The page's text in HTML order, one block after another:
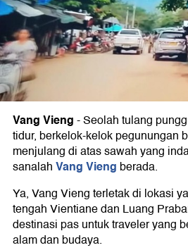
Vang Vieng-Seolah tulang
tidur, berkelok-kelok pegunungan
menjulang di atas sawah yang
sanalahVang Vieng berada.
Ya, Vang Vieng terletak di lokasi
tengah Vientiane dan Luang
destinasi pas untuk traveler yang
alam dan budaya.